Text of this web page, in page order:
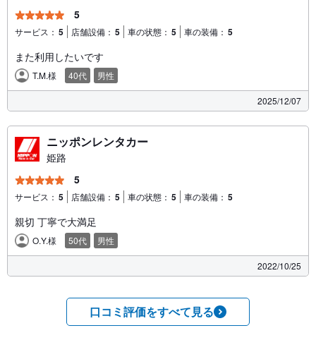
5
サービス： 5 店舗設備： 5 車の状態： 5 車の装備： 5
また利用したいです
T.M.様 40代 男性
2025/12/07
ニッポンレンタカー
姫路
5
サービス： 5 店舗設備： 5 車の状態： 5 車の装備： 5
親切 丁寧で大満足
O.Y.様 50代 男性
2022/10/25
口コミ評価をすべて見る